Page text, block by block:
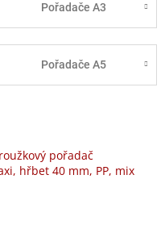
Pořadače A3
Pořadače A5
pořadač
hřbet 40 mm, PP, mix